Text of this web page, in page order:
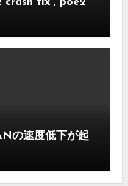
の速度低下が起